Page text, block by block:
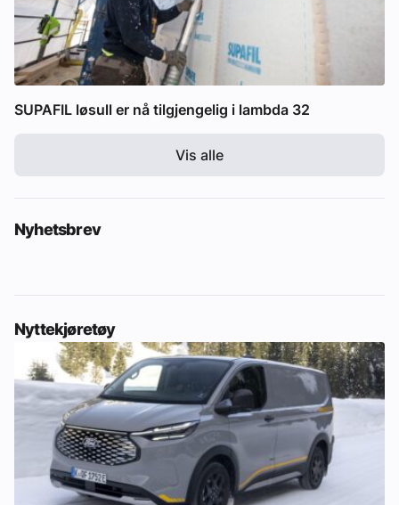
SUPAFIL løsull er nå tilgjengelig i lambda 32
Vis alle
Nyhetsbrev
Nyttekjøretøy